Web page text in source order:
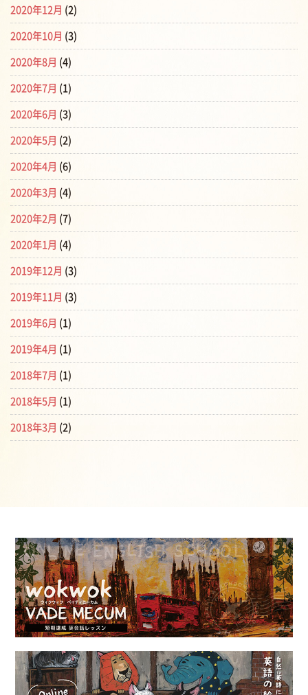
2020年12月 (2)
2020年10月 (3)
2020年8月 (4)
2020年7月 (1)
2020年6月 (3)
2020年5月 (2)
2020年4月 (6)
2020年3月 (4)
2020年2月 (7)
2020年1月 (4)
2019年12月 (3)
2019年11月 (3)
2019年6月 (1)
2019年4月 (1)
2018年7月 (1)
2018年5月 (1)
2018年3月 (2)